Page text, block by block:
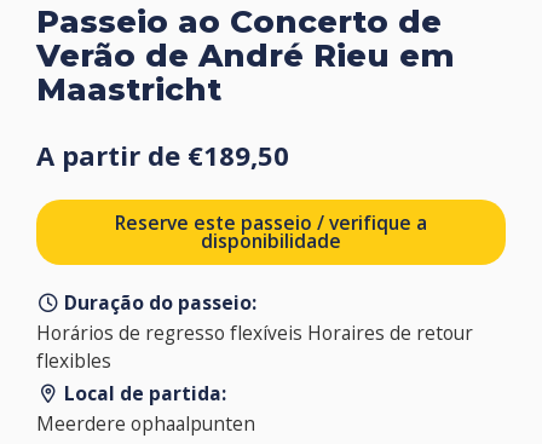
Passeio ao Concerto de
Verão de André Rieu em
Maastricht
A partir de €189,50
Reserve este passeio / verifique a
disponibilidade
Duração do passeio:
Horários de regresso flexíveis Horaires de retour
flexibles
Local de partida:
Meerdere ophaalpunten